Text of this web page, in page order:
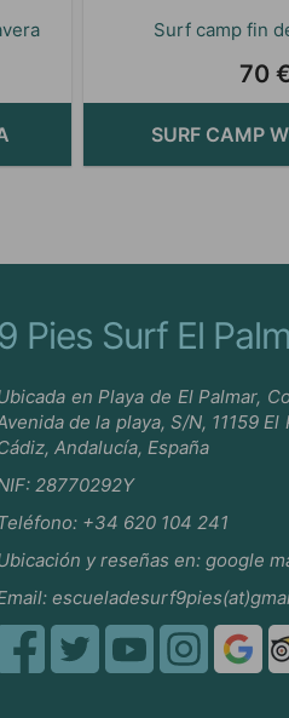
Surf camp fin
70
SURF CAMP
9 Pies Surf El
en Playa de El Palmar,
de la playa, S/N, 11159 El
Andalucía, España
28770292Y
+34 620 104 241
y reseñas en: google